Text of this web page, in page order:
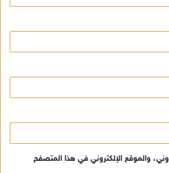
والموقع الإلكتروني في هذا المتصفح